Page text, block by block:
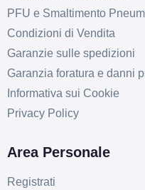
PFU e Smaltimento
Condizioni di Vendita
Garanzie sulle spedizioni
Garanzia foratura e danni
Informativa sui Cookie
Privacy Policy
Area Personale
Registrati